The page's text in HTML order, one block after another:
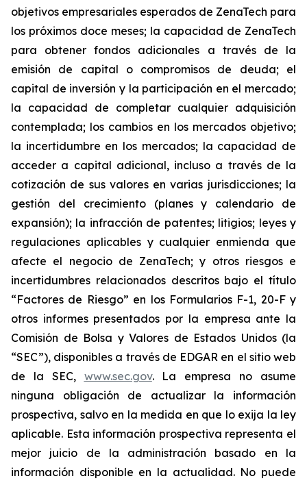
objetivos empresariales esperados de ZenaTech para
los próximos doce meses; la capacidad de ZenaTech
para obtener fondos adicionales a través de la
emisión de capital o compromisos de deuda; el
capital de inversión y la participación en el mercado;
la capacidad de completar cualquier adquisición
contemplada; los cambios en los mercados objetivo;
la incertidumbre en los mercados; la capacidad de
acceder a capital adicional, incluso a través de la
cotización de sus valores en varias jurisdicciones; la
gestión del crecimiento (planes y calendario de
expansión); la infracción de patentes; litigios; leyes y
regulaciones aplicables y cualquier enmienda que
afecte el negocio de ZenaTech; y otros riesgos e
incertidumbres relacionados descritos bajo el título
“Factores de Riesgo” en los Formularios F-1, 20-F y
otros informes presentados por la empresa ante la
Comisión de Bolsa y Valores de Estados Unidos (la
“SEC”), disponibles a través de EDGAR en el sitio web
de la SEC, www.sec.gov. La empresa no asume
ninguna obligación de actualizar la información
prospectiva, salvo en la medida en que lo exija la ley
aplicable. Esta información prospectiva representa el
mejor juicio de la administración basado en la
información disponible en la actualidad. No puede